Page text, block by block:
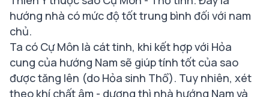
hướng nhà có mức độ tốt trung bình đối với nam
chủ.
Ta có Cự Môn là cát tinh, khi kết hợp với Hỏa
cung của hướng Nam sẽ giúp tính tốt của sao
được tăng lên (do Hỏa sinh Thổ). Tuy nhiên, xét
theo khí chất âm - dương thì nhà hướng Nam và